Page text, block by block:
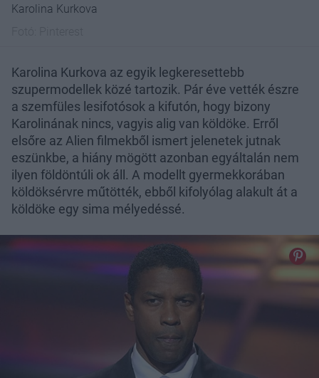
Karolina Kurkova
Karolina Kurkova az egyik legkeresettebb
szupermodellek közé tartozik. Pár éve vették észre
a szemfüles lesifotósok a kifutón, hogy bizony
Karolinának nincs, vagyis alig van köldöke. Erről
elsőre az Alien filmekből ismert jelenetek jutnak
eszünkbe, a hiány mögött azonban egyáltalán nem
ilyen földöntúli ok áll. A modellt gyermekkorában
köldöksérvre műtötték, ebből kifolyólag alakult át a
köldöke egy sima mélyedéssé.